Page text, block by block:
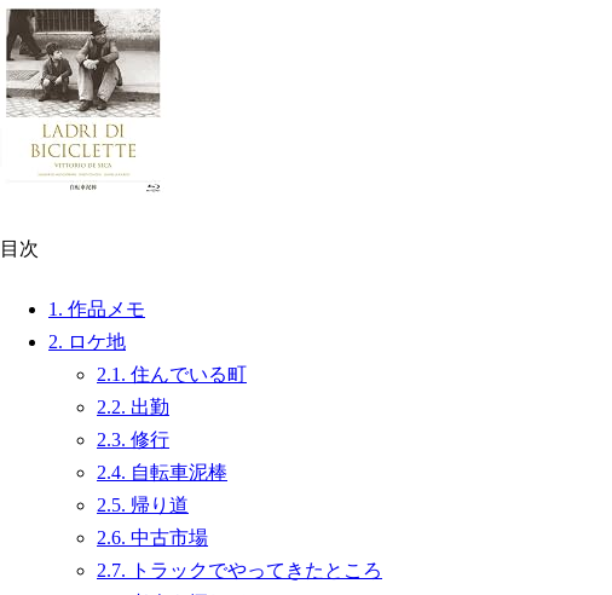
目次
1. 作品メモ
2. ロケ地
2.1. 住んでいる町
2.2. 出勤
2.3. 修行
2.4. 自転車泥棒
2.5. 帰り道
2.6. 中古市場
2.7. トラックでやってきたところ